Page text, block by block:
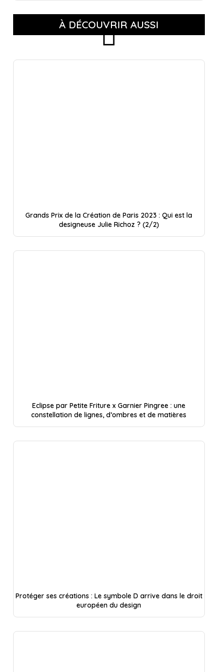
À DÉCOUVRIR AUSSI
Grands Prix de la Création de Paris 2023 : Qui est la
designeuse Julie Richoz ? (2/2)
Eclipse par Petite Friture x Garnier Pingree : une
constellation de lignes, d’ombres et de matières
Protéger ses créations : Le symbole D arrive dans le droit
européen du design